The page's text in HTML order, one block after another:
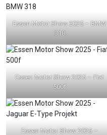
Essen Motor Show 2025 – BMW
318
Essen Motor Show 2025 – Fiat
500f
Essen Motor Show 2025 –